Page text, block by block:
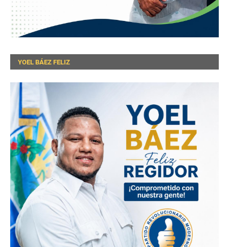
YOEL BÁEZ FELIZ